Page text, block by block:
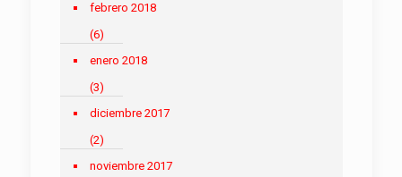
febrero 2018
(6)
enero 2018
(3)
diciembre 2017
(2)
noviembre 2017